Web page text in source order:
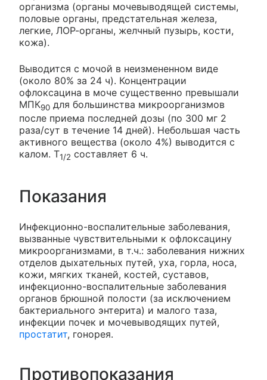
организма (органы мочевыводящей системы,
половые органы, предстательная железа,
легкие, ЛОР-органы, желчный пузырь, кости,
кожа).
Выводится с мочой в неизмененном виде
(около 80% за 24 ч). Концентрации
офлоксацина в моче существенно превышали
МПК90 для большинства микроорганизмов
после приема последней дозы (по 300 мг 2
раза/сут в течение 14 дней). Небольшая часть
активного вещества (около 4%) выводится с
калом. T1/2 составляет 6 ч.
Показания
Инфекционно-воспалительные заболевания,
вызванные чувствительными к офлоксацину
микроорганизмами, в т.ч.: заболевания нижних
отделов дыхательных путей, уха, горла, носа,
кожи, мягких тканей, костей, суставов,
инфекционно-воспалительные заболевания
органов брюшной полости (за исключением
бактериального энтерита) и малого таза,
инфекции почек и мочевыводящих путей,
простатит, гонорея.
Противопоказания